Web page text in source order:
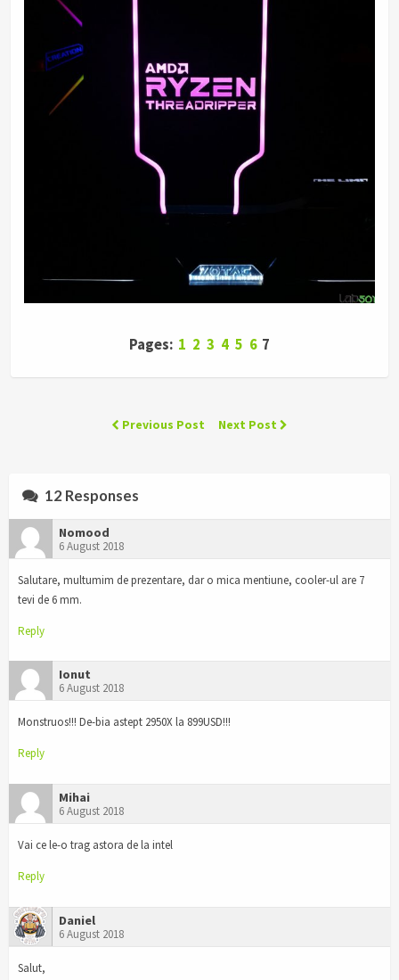
Pages: 1 2 3 4 5 6 7
Previous Post Next Post
12 Responses
Nomood
6 August 2018
Salutare, multumim de prezentare, dar o mica mentiune, cooler-ul are 7
tevi de 6 mm.
Reply
Ionut
6 August 2018
Monstruos!!! De-bia astept 2950X la 899USD!!!
Reply
Mihai
6 August 2018
Vai ce le-o trag astora de la intel
Reply
Daniel
6 August 2018
Salut,